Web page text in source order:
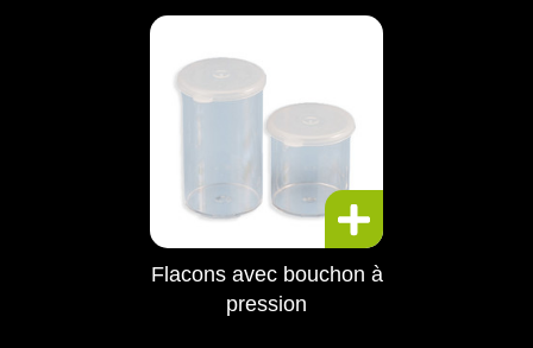
Flacons avec bouchon à
pression